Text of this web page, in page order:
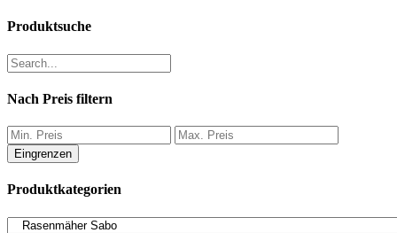
Produktsuche
Nach Preis filtern
Eingrenzen
Produktkategorien